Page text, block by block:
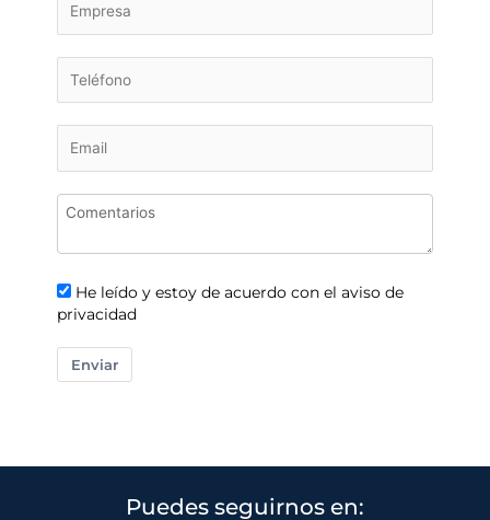
He leído y estoy de acuerdo con el aviso de
privacidad
Enviar
Puedes seguirnos en: